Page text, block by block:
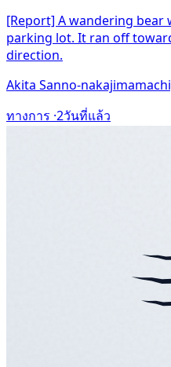
[Report] A wandering bear
parking lot. It ran off
direction.
Akita Sanno-
ทางการ ·2วันที่แล้ว